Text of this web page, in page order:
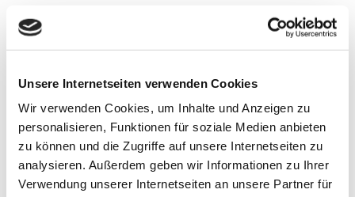
Unsere Internetseiten verwenden Cookies
Wir verwenden Cookies, um Inhalte und Anzeigen zu
personalisieren, Funktionen für soziale Medien anbieten
zu können und die Zugriffe auf unsere Internetseiten zu
analysieren. Außerdem geben wir Informationen zu Ihrer
Verwendung unserer Internetseiten an unsere Partner für
Teilnehmerkreis
Das Webinar richtet sich an Stadtwerke und
Stromlieferanten, die vor der Herausforderung
stehen, dynamische Tarife einzuführen und ihr
Commodity-Management zukunftssicher
aufzustellen.